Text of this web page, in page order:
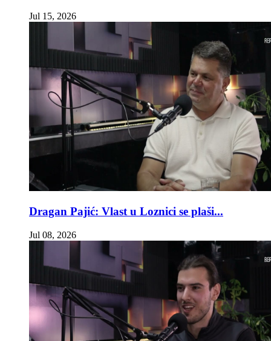
Jul 15, 2026
Dragan Pajić: Vlast u Loznici se plaši...
Jul 08, 2026